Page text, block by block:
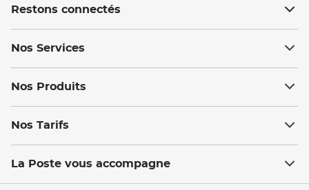
Restons connectés
Nos Services
Nos Produits
Nos Tarifs
La Poste vous accompagne